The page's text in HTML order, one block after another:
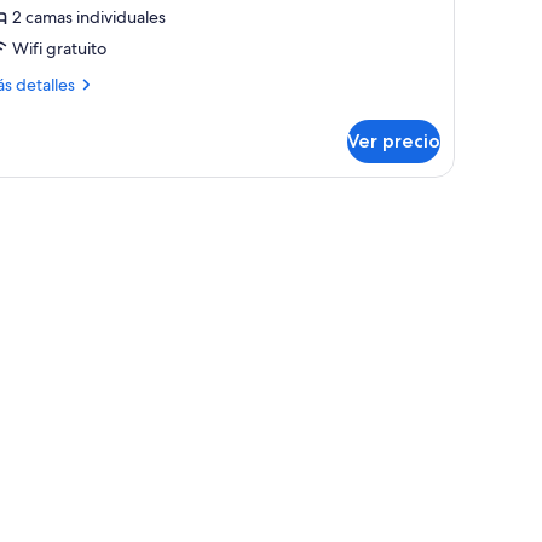
2 camas individuales
Wifi gratuito
detalles
Ver precio